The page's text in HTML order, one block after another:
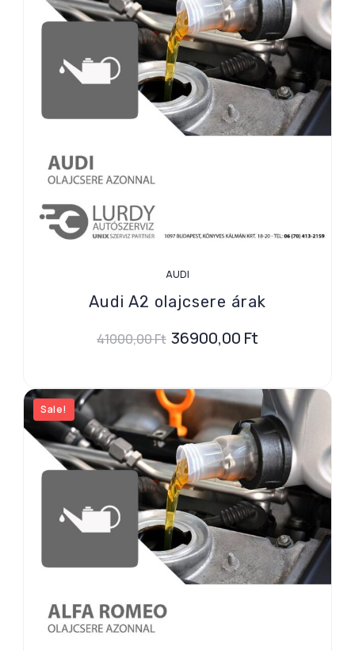
AUDI
Audi A2 olajcsere árak
41000,00Ft 36900,00 Ft
Sale!